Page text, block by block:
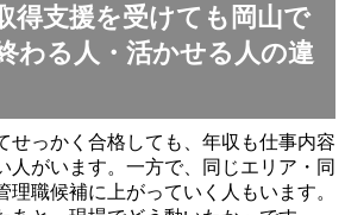
得支援を受けても岡山で
わる人・活かせる人の違
せっかく合格しても、年収も仕事内容
人がいます。一方で、同じエリア・同
理職候補に上がっていく人もいます。